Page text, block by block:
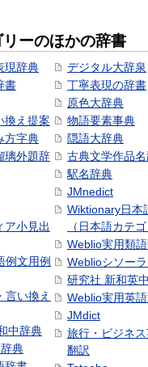
リーのほかの辞書
現辞典
書
換え提案
方字典
璃外題辞
ア小見出
例文用例
言い換え
中辞典
典
デジタル大辞泉
丁寧表現の辞書
原色大辞典
物語要素事典
隠語大辞典
古典文学作品
駅名辞典
JMnedict
Wiktionary日本
（日本語カテ
Weblio実用類
Weblioシソー
研究社 新和英
Weblio実用英
JMdict
旅行・ビジネ
翻訳